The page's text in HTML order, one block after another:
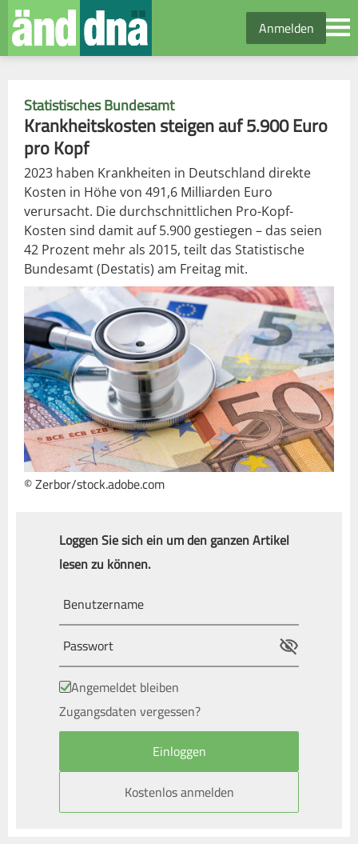
Anmelden
Statistisches Bundesamt
Krankheitskosten steigen auf 5.900 Euro
pro Kopf
2023 haben Krankheiten in Deutschland direkte
Kosten in Höhe von 491,6 Milliarden Euro
verursacht. Die durchschnittlichen Pro-Kopf-
Kosten sind damit auf 5.900 gestiegen – das seien
42 Prozent mehr als 2015, teilt das Statistische
Bundesamt (Destatis) am Freitag mit.
© Zerbor/stock.adobe.com
Loggen Sie sich ein um den ganzen Artikel
lesen zu können.
Angemeldet bleiben
Zugangsdaten vergessen?
Kostenlos anmelden